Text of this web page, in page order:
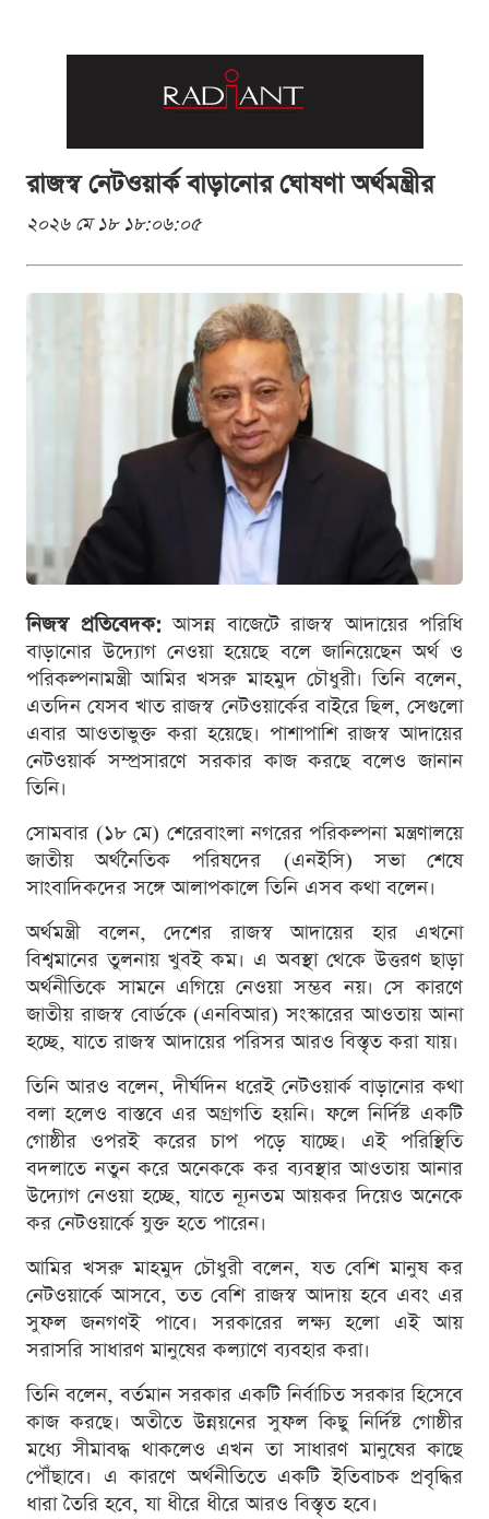
রাজস্ব নেটওয়ার্ক বাড়ানোর ঘোষণা অর্থমন্ত্রীর
২০২৬ মে ১৮ ১৮:০৬:০৫
নিজস্ব প্রতিবেদক:আসন্ন বাজেটে রাজস্ব আদায়ের পরিধি
বাড়ানোর উদ্যোগ নেওয়া হয়েছে বলে জানিয়েছেন অর্থ ও
পরিকল্পনামন্ত্রী আমির খসরু মাহমুদ চৌধুরী। তিনি বলেন,
এতদিন যেসব খাত রাজস্ব নেটওয়ার্কের বাইরে ছিল, সেগুলো
এবার আওতাভুক্ত করা হয়েছে। পাশাপাশি রাজস্ব আদায়ের
নেটওয়ার্ক সম্প্রসারণে সরকার কাজ করছে বলেও জানান
তিনি।
সোমবার (১৮ মে) শেরেবাংলা নগরের পরিকল্পনা মন্ত্রণালয়ে
জাতীয় অর্থনৈতিক পরিষদের (এনইসি) সভা শেষে
সাংবাদিকদের সঙ্গে আলাপকালে তিনি এসব কথা বলেন।
অর্থমন্ত্রী বলেন, দেশের রাজস্ব আদায়ের হার এখনো
বিশ্বমানের তুলনায় খুবই কম। এ অবস্থা থেকে উত্তরণ ছাড়া
অর্থনীতিকে সামনে এগিয়ে নেওয়া সম্ভব নয়। সে কারণে
জাতীয় রাজস্ব বোর্ডকে (এনবিআর) সংস্কারের আওতায় আনা
হচ্ছে, যাতে রাজস্ব আদায়ের পরিসর আরও বিস্তৃত করা যায়।
তিনি আরও বলেন, দীর্ঘদিন ধরেই নেটওয়ার্ক বাড়ানোর কথা
বলা হলেও বাস্তবে এর অগ্রগতি হয়নি। ফলে নির্দিষ্ট একটি
গোষ্ঠীর ওপরই করের চাপ পড়ে যাচ্ছে। এই পরিস্থিতি
বদলাতে নতুন করে অনেককে কর ব্যবস্থার আওতায় আনার
উদ্যোগ নেওয়া হচ্ছে, যাতে ন্যূনতম আয়কর দিয়েও অনেকে
কর নেটওয়ার্কে যুক্ত হতে পারেন।
আমির খসরু মাহমুদ চৌধুরী বলেন, যত বেশি মানুষ কর
নেটওয়ার্কে আসবে, তত বেশি রাজস্ব আদায় হবে এবং এর
সুফল জনগণই পাবে। সরকারের লক্ষ্য হলো এই আয়
সরাসরি সাধারণ মানুষের কল্যাণে ব্যবহার করা।
তিনি বলেন, বর্তমান সরকার একটি নির্বাচিত সরকার হিসেবে
কাজ করছে। অতীতে উন্নয়নের সুফল কিছু নির্দিষ্ট গোষ্ঠীর
মধ্যে সীমাবদ্ধ থাকলেও এখন তা সাধারণ মানুষের কাছে
পৌঁছাবে। এ কারণে অর্থনীতিতে একটি ইতিবাচক প্রবৃদ্ধির
ধারা তৈরি হবে, যা ধীরে ধীরে আরও বিস্তৃত হবে।